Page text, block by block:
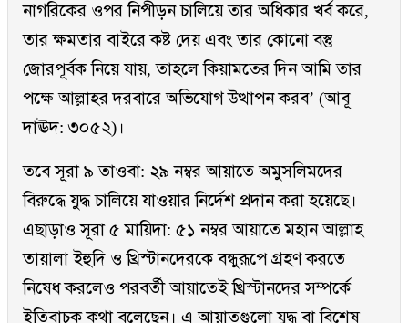
নাগরিকের ওপর নিপীড়ন চালিয়ে তার অধিকার খর্ব করে,
তার ক্ষমতার বাইরে কষ্ট দেয় এবং তার কোনো বস্তু
জোরপূর্বক নিয়ে যায়, তাহলে কিয়ামতের দিন আমি তার
পক্ষে আল্লাহর দরবারে অভিযোগ উত্থাপন করব’ (আবূ
দাঊদ: ৩০৫২)।
তবে সূরা ৯ তাওবা: ২৯ নম্বর আয়াতে অমুসলিমদের
বিরুদ্ধে যুদ্ধ চালিয়ে যাওয়ার নির্দেশ প্রদান করা হয়েছে।
এছাড়াও সূরা ৫ মায়িদা: ৫১ নম্বর আয়াতে মহান আল্লাহ
তায়ালা ইহুদি ও খ্রিস্টানদেরকে বন্ধুরূপে গ্রহণ করতে
নিষেধ করলেও পরবর্তী আয়াতেই খ্রিস্টানদের সম্পর্কে
ইতিবাচক কথা বলেছেন। এ আয়াতগুলো যুদ্ধ বা বিশেষ